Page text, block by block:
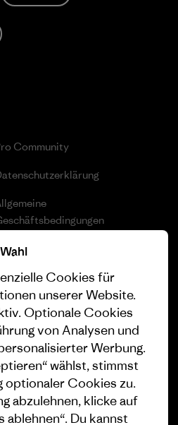
Community
Einstellungen
program
Programm
Schweiz
Cookies für
unserer Website.
Optionale Cookies
von Analysen und
Werbung.
wählst, stimmst
optionaler Cookies zu.
abzulehnen, klicke auf
Du kannst